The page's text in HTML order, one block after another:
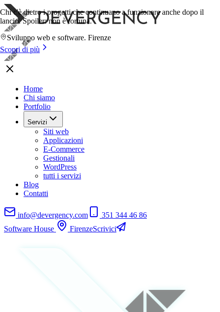
Home
Chi siamo
Portfolio
Servizi
Siti web
Applicazioni
E-Commerce
Gestionali
WordPress
tutti i servizi
Blog
Contatti
info@devergency.com
351 344 46 86
Software House
FirenzeScrivici
Chi c'è dietro i progetti che continuano a funzionare anche dopo il
lancio. Spoiler: non è fortuna.
Sviluppo web e software. Firenze
Scopri di più